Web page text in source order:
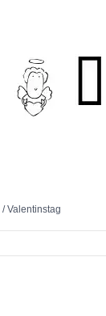
/Valentinstag